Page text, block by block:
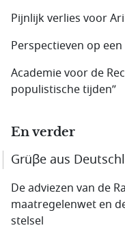
Pijnlijk verlies voor
Perspectieven op
Academie voor de
populistische tijden”
En verder
Grüβe aus
De adviezen van de
maatregelen­wet en
stelsel